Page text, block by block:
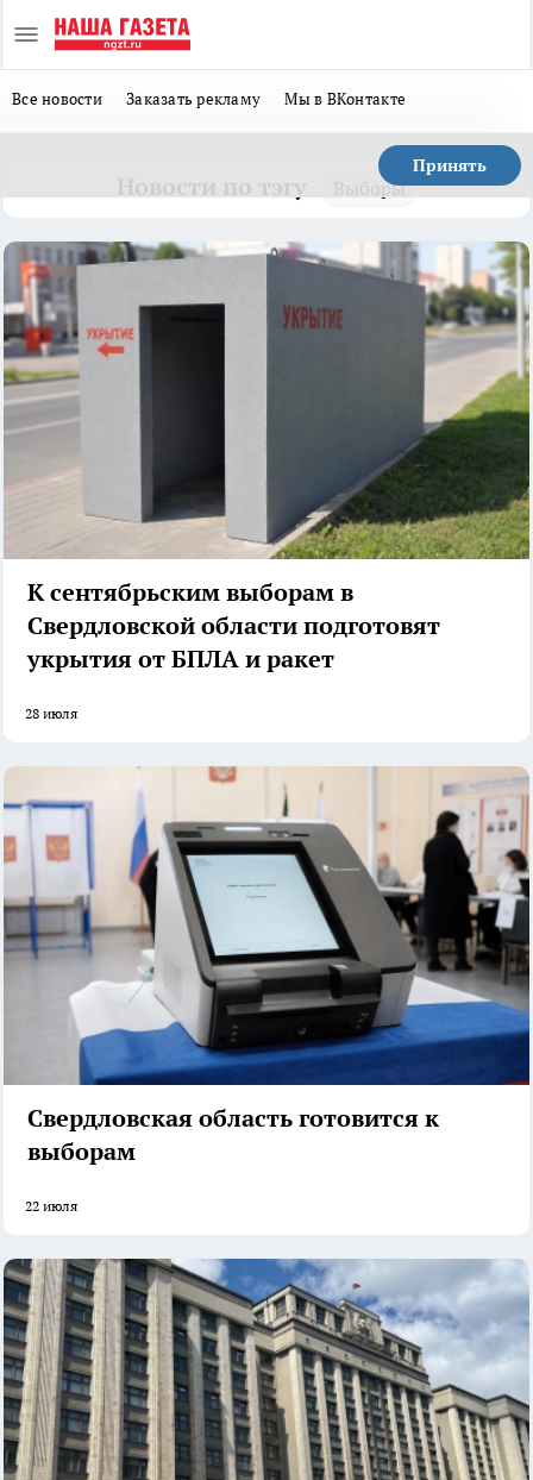
Все новости Заказать рекламу Мы в ВКонтакте
Принять
Выборы
К сентябрьским выборам в
Свердловской области подготовят
укрытия от БПЛА и ракет
28 июля
Свердловская область готовится к
выборам
22 июля